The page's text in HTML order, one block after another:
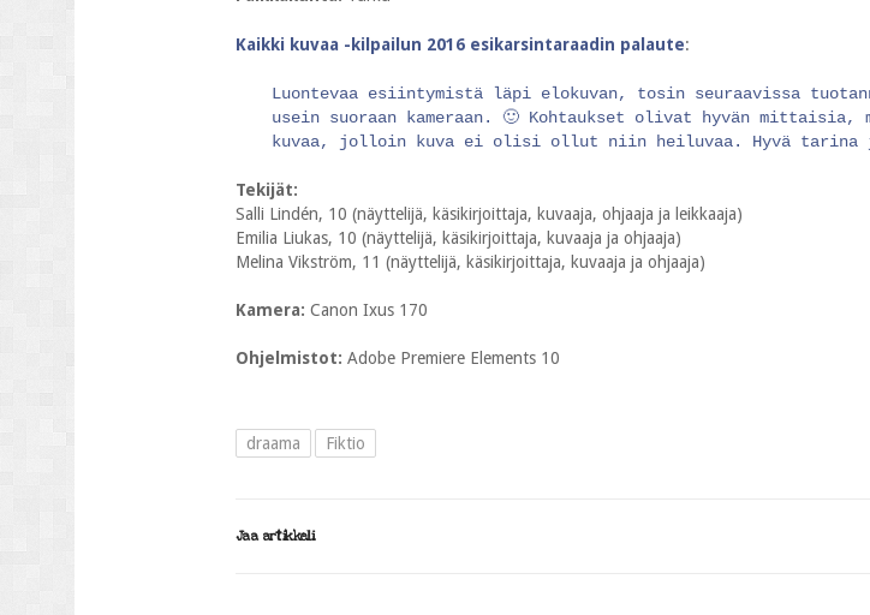
Kaikki kuvaa -kilpailun 2016 esikarsintaraadin palaute:
Luontevaa esiintymistä läpi elokuvan, tosin seuraavissa
usein suoraan kameraan. 🙂 Kohtaukset olivat hyvän
kuvaa, jolloin kuva ei olisi ollut niin heiluvaa. Hyvä tarina
Tekijät:
Salli Lindén, 10 (näyttelijä, käsikirjoittaja, kuvaaja, ohjaaja ja leikkaaja)
Emilia Liukas, 10 (näyttelijä, käsikirjoittaja, kuvaaja ja ohjaaja)
Melina Vikström, 11 (näyttelijä, käsikirjoittaja, kuvaaja ja ohjaaja)
Kamera: Canon Ixus 170
Ohjelmistot: Adobe Premiere Elements 10
draama Fiktio
Jaa artikkeli